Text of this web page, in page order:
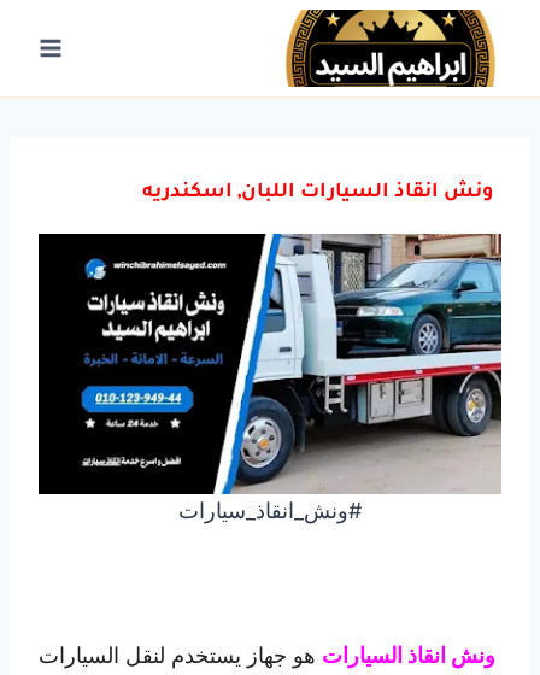
التجاوز
المحتوى
ونش انقاذ السيارات اللبان, اسكندريه
#ونش_انقاذ_سيارات
ونش انقاذ السيارات هو جهاز يستخدم لنقل السيارات